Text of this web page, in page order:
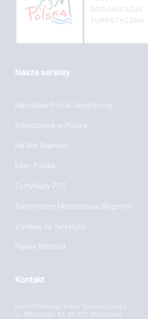
Nasze serwisy
Narodowy Portal Turystyczny
Odpoczywaj w Polsce
Na Wsi Najlepiej
Eden Polska
Certyfikaty POT
Turystyczne Mistrzostwa Blogerów
Zarabiaj na Turystyce
Piękny Wschód
Kontakt
Biuro Polskiego Bonu Turystycznego
ul. Młynarska 42, 01-171 Warszawa